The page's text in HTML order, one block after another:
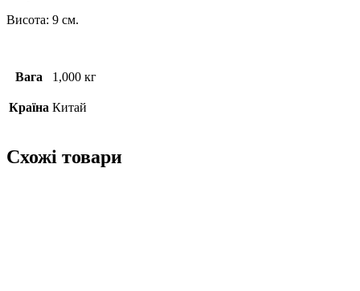
Висота: 9 см.
Вага 1,000 кг
Країна Китай
Схожі товари